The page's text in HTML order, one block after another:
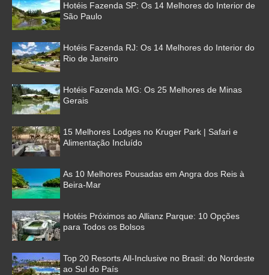
Hotéis Fazenda SP: Os 14 Melhores do Interior de
São Paulo
Hotéis Fazenda RJ: Os 14 Melhores do Interior do
Rio de Janeiro
Hotéis Fazenda MG: Os 25 Melhores de Minas
Gerais
15 Melhores Lodges no Kruger Park | Safari e
Alimentação Incluído
As 10 Melhores Pousadas em Angra dos Reis à
Beira-Mar
Hotéis Próximos ao Allianz Parque: 10 Opções
para Todos os Bolsos
Top 20 Resorts All-Inclusive no Brasil: do Nordeste
ao Sul do País